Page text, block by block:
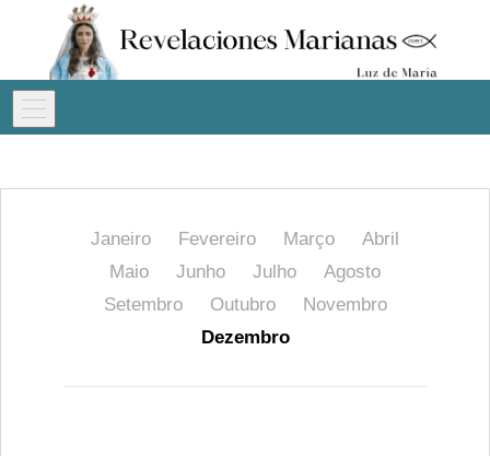
Janeiro Fevereiro Março
Abril
Maio
Junho Julho
Agosto
Setembro
Outubro
Novembro
Dezembro